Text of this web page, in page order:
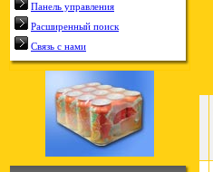
Панель управления
Расширенный поиск
Связь с нами